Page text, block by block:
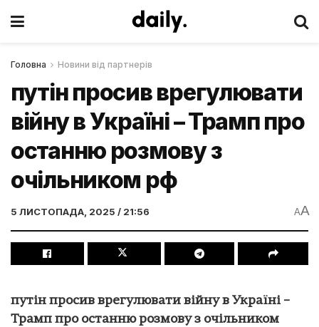
Головна Новини від партнерів
путін просив врегулювати
війну в Україні – Трамп про
останню розмову з
очільником рф
5 ЛИСТОПАДА, 2025 / 21:56 AA
путін просив врегулювати війну в Україні –
Трамп про останню розмову з очільником